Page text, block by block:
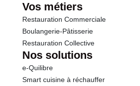
Vos métiers
Restauration Commerciale
Boulangerie-Pâtisserie
Restauration Collective
Nos solutions
e-Quilibre
Smart cuisine à réchauffer